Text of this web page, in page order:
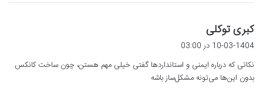
کبری توکلی
ت
:
10-03-1404 در 03:00
نکاتی که درباره ایمنی و استانداردها گفتی خیلی مهم هستن، چون ساخت کانکس
بدون این‌ها می‌تونه مشکل‌ساز باشه